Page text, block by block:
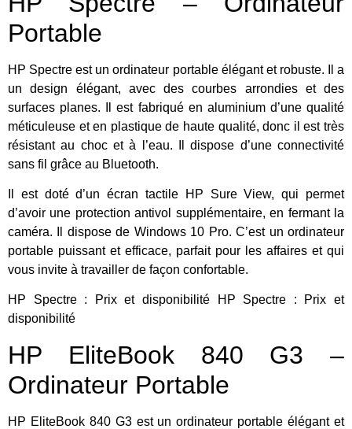
Portable
HP Spectre est un ordinateur portable élégant et robuste. Il a
un design élégant, avec des courbes arrondies et des
surfaces planes. Il est fabriqué en aluminium d’une qualité
méticuleuse et en plastique de haute qualité, donc il est très
résistant au choc et à l’eau. Il dispose d’une connectivité
sans fil grâce au Bluetooth.
Il est doté d’un écran tactile HP Sure View, qui permet
d’avoir une protection antivol supplémentaire, en fermant la
caméra. Il dispose de Windows 10 Pro. C’est un ordinateur
portable puissant et efficace, parfait pour les affaires et qui
vous invite à travailler de façon confortable.
HP Spectre : Prix et disponibilité HP Spectre : Prix et
disponibilité
HP EliteBook 840 G3 –
Ordinateur Portable
HP EliteBook 840 G3 est un ordinateur portable élégant et